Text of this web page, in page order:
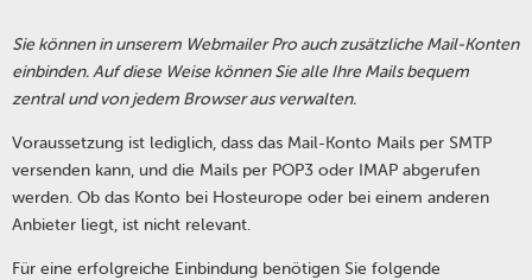
Sie können in unserem Webmailer Pro auch zusätzliche Mail-Konten
einbinden. Auf diese Weise können Sie alle Ihre Mails bequem
zentral und von jedem Browser aus verwalten.
Voraussetzung ist lediglich, dass das Mail-Konto Mails per SMTP
versenden kann, und die Mails per POP3 oder IMAP abgerufen
werden. Ob das Konto bei Hosteurope oder bei einem anderen
Anbieter liegt, ist nicht relevant.
Für eine erfolgreiche Einbindung benötigen Sie folgende